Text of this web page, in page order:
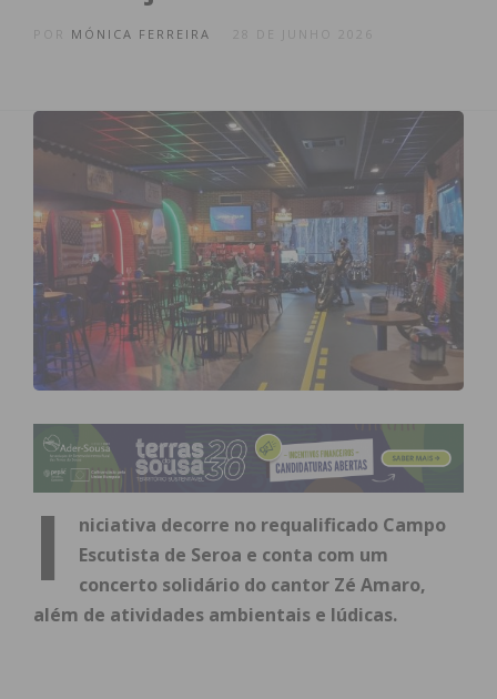
MÓNICA FERREIRA
I
niciativa decorre no requalificado Campo
Escutista de Seroa e conta com um
concerto solidário do cantor Zé Amaro,
além de atividades ambientais e lúdicas.